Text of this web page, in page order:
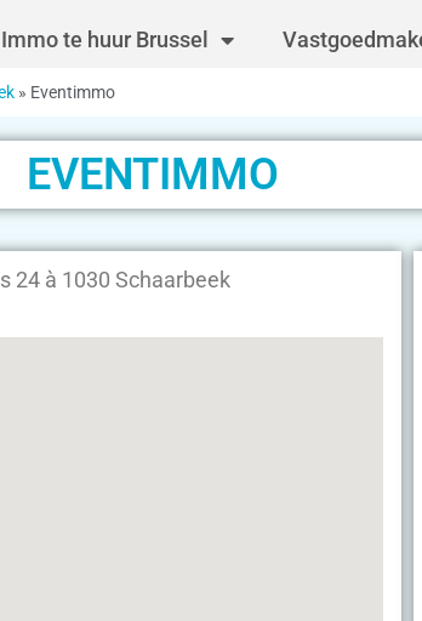
Immo te huur Brussel
» Eventimmo
EVENTIMMO
24 à 1030 Schaarbeek